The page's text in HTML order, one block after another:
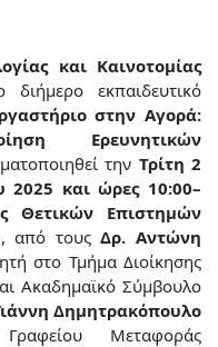
και Καινοτομίας
εκπαιδευτικό
στην Αγορά:
Ερευνητικών
την Τρίτη 2
2025 και ώρες 10:00–
Θετικών Επιστημών
από τουςΔρ. Αντώνη
στο Τμήμα Διοίκησης
Ακαδημαϊκό Σύμβουλο
Δημητρακόπουλο
Μεταφοράς